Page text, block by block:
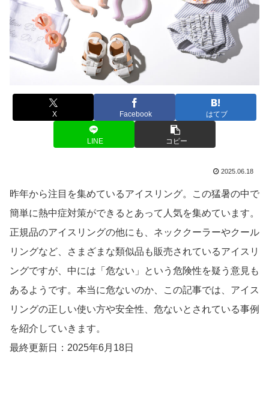
X Facebook はてブ
LINE コピー
2025.06.18
昨年から注目を集めているアイスリング。この猛暑の中で
簡単に熱中症対策ができるとあって人気を集めています。
正規品のアイスリングの他にも、ネッククーラーやクール
リングなど、さまざまな類似品も販売されているアイスリ
ングですが、中には「危ない」という危険性を疑う意見も
あるようです。本当に危ないのか、この記事では、アイス
リングの正しい使い方や安全性、危ないとされている事例
を紹介していきます。
最終更新日：2025年6月18日